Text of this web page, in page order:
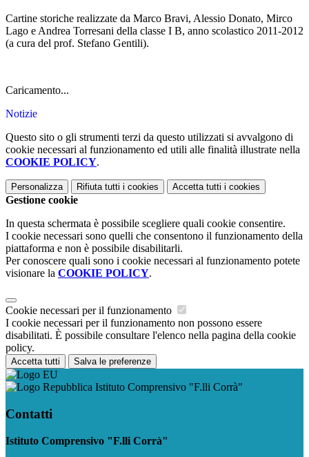
Cartine storiche realizzate da Marco Bravi, Alessio Donato, Mirco
Lago e Andrea Torresani della classe I B, anno scolastico 2011-2012
(a cura del prof. Stefano Gentili).
Caricamento...
Notizie
Questo sito o gli strumenti terzi da questo utilizzati si avvalgono di
cookie necessari al funzionamento ed utili alle finalità illustrate nella
COOKIE POLICY.
Personalizza Rifiuta tutti i cookies Accetta tutti i cookies
Gestione cookie
In questa schermata è possibile scegliere quali cookie consentire.
I cookie necessari sono quelli che consentono il funzionamento della
piattaforma e non è possibile disabilitarli.
Per conoscere quali sono i cookie necessari al funzionamento potete
visionare la COOKIE POLICY.
Cookie necessari per il funzionamento
I cookie necessari per il funzionamento non possono essere
disabilitati. È possibile consultare l'elenco nella pagina della cookie
policy.
Accetta tutti Salva le preferenze
Istituto Comprensivo "F.lli Corrà"
Contatti
Istituto Comprensivo "F.lli Corrà"